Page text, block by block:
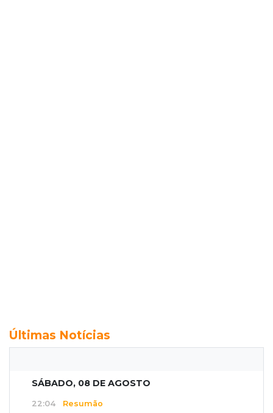
Últimas Notícias
SÁBADO, 08 DE AGOSTO
22:04 Resumão